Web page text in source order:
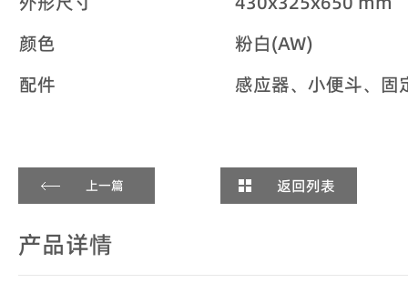
颜色
粉白(AW)
配件
感应器、小便斗、固
上一篇 返回列表
产品详情